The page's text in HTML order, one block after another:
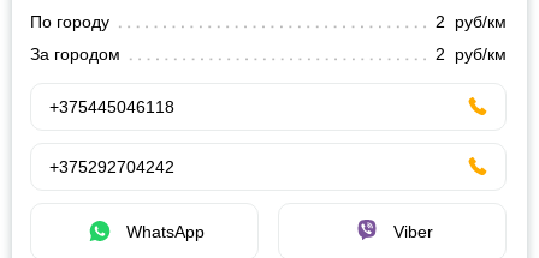
По городу
2 руб/км
За городом
2 руб/км
+375445046118
+375292704242
WhatsApp Viber